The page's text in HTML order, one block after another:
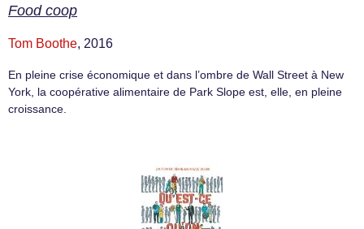
Food coop
Tom Boothe, 2016
En pleine crise économique et dans l’ombre de Wall Street à New
York, la coopérative alimentaire de Park Slope est, elle, en pleine
croissance.